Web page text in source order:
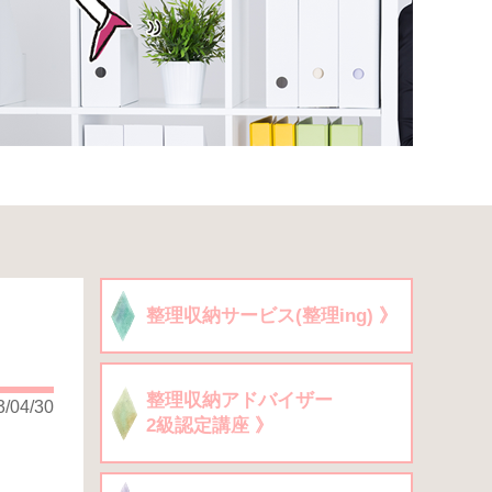
04/30
整理収納サービス(整理ing) 》
整理収納アドバイザー
2級認定講座 》